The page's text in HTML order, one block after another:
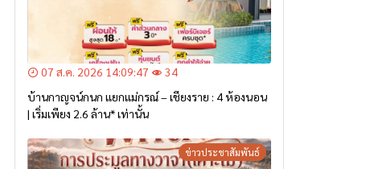
07 ส.ค. 2026 14:09:47
34
บ้านกาญจน์กนก แยกแม่กรณ์ – เชียงราย : 4 ห้องนอน
| เริ่มเพียง 2.6 ล้าน* เท่านั้น
ข่าวประชาสัมพันธ์